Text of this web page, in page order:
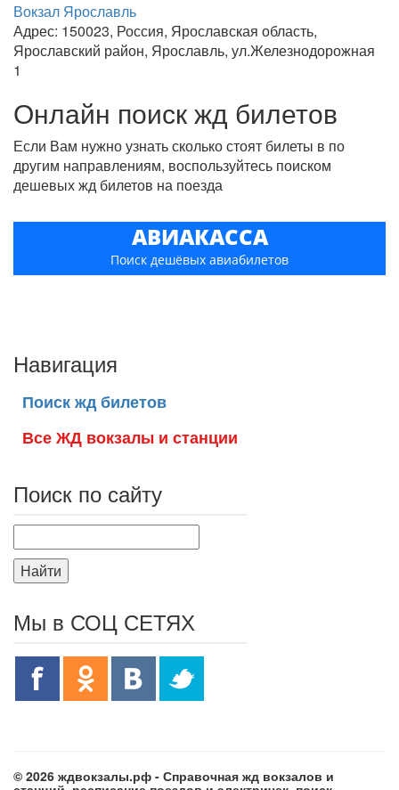
Вокзал Ярославль
Адрес: 150023, Россия, Ярославская область,
Ярославский район, Ярославль, ул.Железнодорожная
1
Онлайн поиск жд билетов
Если Вам нужно узнать сколько стоят билеты в по
другим направлениям, воспользуйтесь поиском
дешевых жд билетов на поезда
АВИАКАССА
Поиск дешёвых авиабилетов
Навигация
Поиск жд билетов
Все ЖД вокзалы и станции
Поиск по сайту
Найти
Мы в СОЦ СЕТЯХ
© 2026 ждвокзалы.рф - Справочная жд вокзалов и